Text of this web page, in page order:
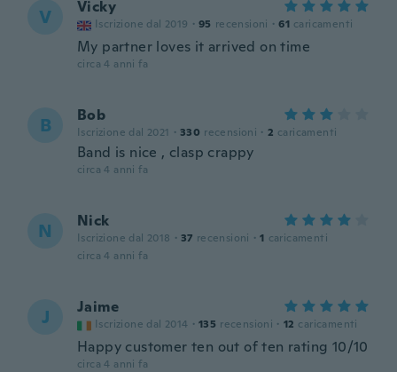
V Vicky
Iscrizione dal 2019 · 95 recensioni · 61 caricamenti
My partner loves it arrived on time
circa 4 anni fa
B Bob
Iscrizione dal 2021 · 330 recensioni · 2 caricamenti
Band is nice , clasp crappy
circa 4 anni fa
N Nick
Iscrizione dal 2018 · 37 recensioni · 1 caricamenti
circa 4 anni fa
J Jaime
Iscrizione dal 2014 · 135 recensioni · 12 caricamenti
Happy customer ten out of ten rating 10/10
circa 4 anni fa